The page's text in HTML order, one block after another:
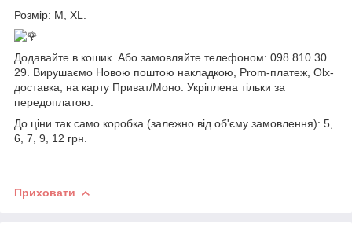
Розмір: М, XL.
Додавайте в кошик. Або замовляйте телефоном: 098 810 30
29. Вирушаємо Новою поштою накладкою, Prom-платеж, Olx-
доставка, на карту Приват/Моно. Укріплена тільки за
передоплатою.
До ціни так само коробка (залежно від об'єму замовлення): 5,
6, 7, 9, 12 грн.
Приховати